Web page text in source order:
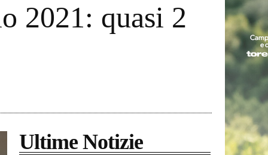
2021: quasi 2
Ultime Notizie